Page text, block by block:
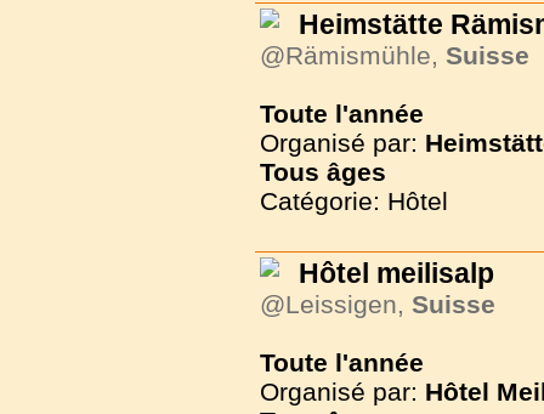
Heimstätte
@Rämismühle, Suisse
Toute l'année
Organisé par:
Tous âges
Catégorie: Hôtel
Hôtel meilisalp
@Leissigen, Suisse
Toute l'année
Organisé par: Hôtel